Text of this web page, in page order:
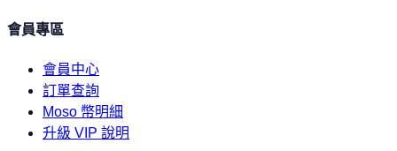
會員專區
會員中心
訂單查詢
Moso 幣明細
升級 VIP 說明